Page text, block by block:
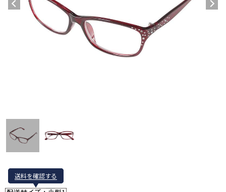
送料を確認する
送料を確認する